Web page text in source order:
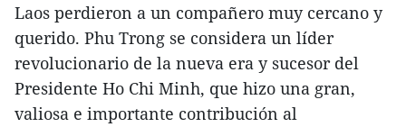
Laos perdieron a un compañero muy cercano y
querido. Phu Trong se considera un líder
revolucionario de la nueva era y sucesor del
Presidente Ho Chi Minh, que hizo una gran,
valiosa e importante contribución al